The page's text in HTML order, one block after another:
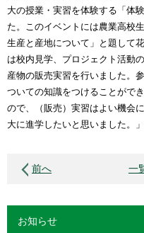
大の授業・実習を体験する「体
た。このイベントには農業高校
生産と産地について」と題して
は校内見学、プロジェクト活動
産物の販売実習を行いました。
ついての知識をつけることがで
ので、（販売）実習はよい機会
大に進学したいと思いました。
前へ 一
お知らせ